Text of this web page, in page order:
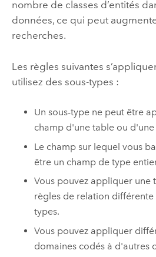
nombre de classes d’entités
données, ce qui peut
recherches.
Les règles suivantes
utilisez des sous-types :
Un sous-type ne peut être
champ d'une table ou d'une
Le champ sur lequel vous
être un champ de type
Vous pouvez appliquer une
règles de relation différente
types.
Vous pouvez appliquer
domaines codés à d'autres